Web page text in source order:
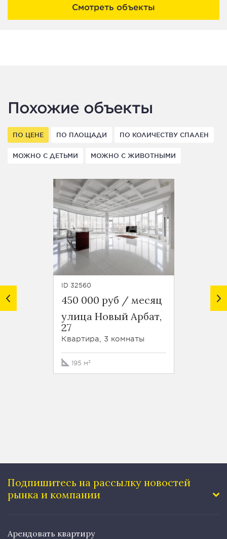
Смотреть объекты
Похожие объекты
ПО ЦЕНЕ ПО ПЛОЩАДИ ПО КОЛИЧЕСТВУ СПАЛЕН
МОЖНО С ДЕТЬМИ МОЖНО С ЖИВОТНЫМИ
ID 32560
450 000 руб / месяц
улица Новый Арбат,
27
Квартира, 3 комнаты
195 м²
ID 45293
330
Подпишитесь на рассылку новостей
рынка и компании
Арендовать квартиру